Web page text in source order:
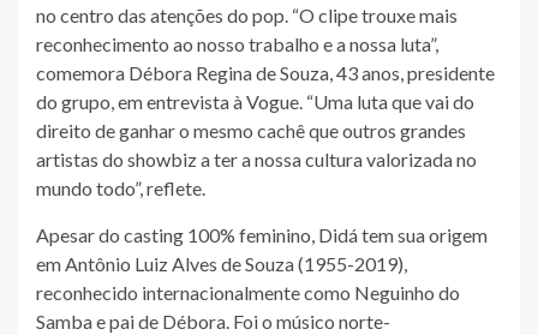
no centro das atenções do pop. “O clipe trouxe mais
reconhecimento ao nosso trabalho e a nossa luta”,
comemora Débora Regina de Souza, 43 anos, presidente
do grupo, em entrevista à Vogue. “Uma luta que vai do
direito de ganhar o mesmo cachê que outros grandes
artistas do showbiz a ter a nossa cultura valorizada no
mundo todo”, reflete.
Apesar do casting 100% feminino, Didá tem sua origem
em Antônio Luiz Alves de Souza (1955-2019),
reconhecido internacionalmente como Neguinho do
Samba e pai de Débora. Foi o músico norte-